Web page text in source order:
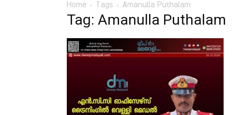
Home Tags Amanulla Puthalam
Tag: Amanulla Puthalam